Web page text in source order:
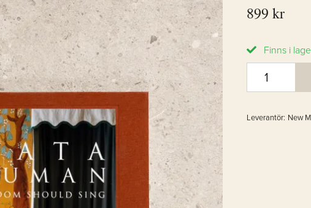
899 kr
Finns i
Leverantör: New